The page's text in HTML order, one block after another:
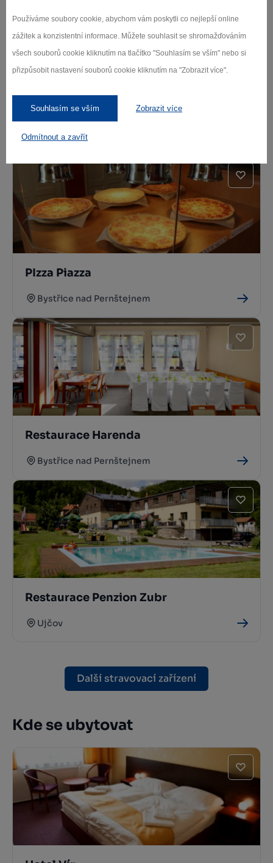
Používáme soubory cookie, abychom vám poskytli co nejlepší online
zážitek a konzistentní informace. Můžete souhlasit se shromažďováním
všech souborů cookie kliknutím na tlačítko "Souhlasím se vším" nebo si
přizpůsobit nastavení souborů cookie kliknutím na "Zobrazit více".
Souhlasím se vším Zobrazit více
Odmítnout a zavřít
MEZ stravování
Bystřice nad Pernštejnem
PIzza Piazza
Bystřice nad Pernštejnem
Restaurace Harenda
Bystřice nad Pernštejnem
Restaurace Penzion Zubr
Ujčov
Další stravovací zařízení
Kde se ubytovat